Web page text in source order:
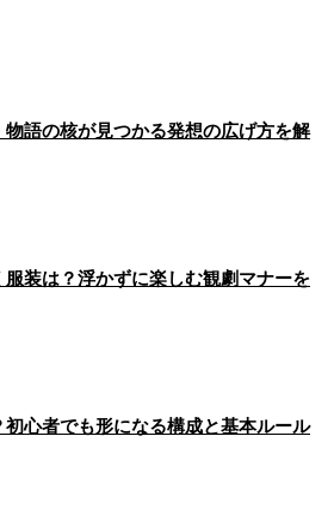
語の核が見つかる発想の広げ方を解
装は？浮かずに楽しむ観劇マナーを
心者でも形になる構成と基本ルール